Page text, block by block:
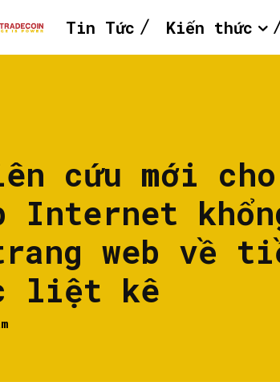
Tin Tức Kiến thức
cứu mới
Internet
web về
liệt kê